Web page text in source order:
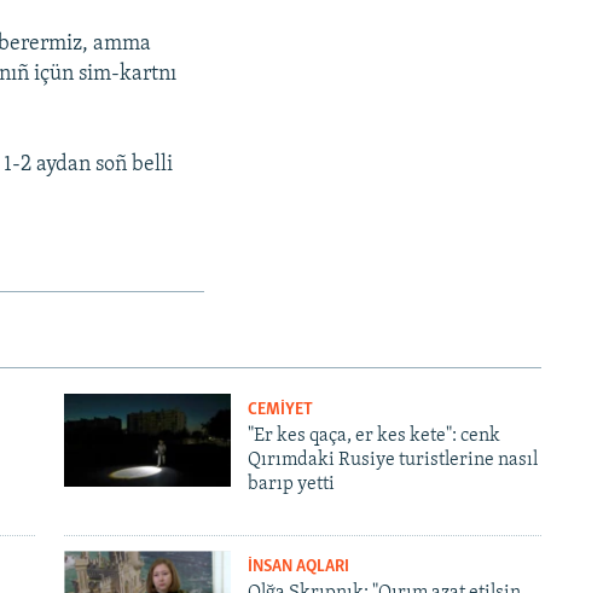
amma
içün sim-kartnı
2 aydan soñ belli
CEMİYET
"Er kes qaça, er kes kete": cenk
Qırımdaki Rusiye turistlerine nasıl
barıp yetti
İNSAN AQLARI